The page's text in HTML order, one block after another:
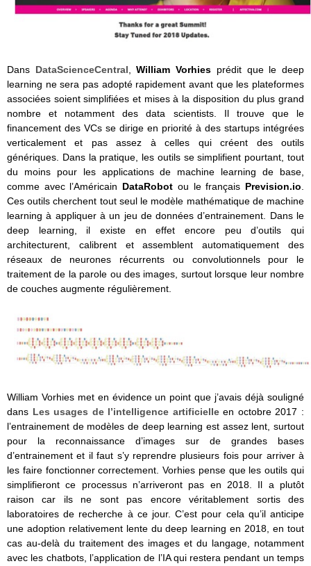
Dans DataScienceCentral,William Vorhies prédit que le deep
learning ne sera pas adopté rapidement avant que les plateformes
associées soient simplifiées et mises à la disposition du plus grand
nombre et notamment des data scientists. Il trouve que le
financement des VCs se dirige en priorité à des startups intégrées
verticalement et pas assez à celles qui créent des outils
génériques. Dans la pratique, les outils se simplifient pourtant, tout
du moins pour les applications de machine learning de base,
comme avec l’Américain DataRobot ou le français Prevision.io.
Ces outils cherchent tout seul le modèle mathématique de machine
learning à appliquer à un jeu de données d’entrainement. Dans le
deep learning, il existe en effet encore peu d’outils qui
architecturent, calibrent et assemblent automatiquement des
réseaux de neurones récurrents ou convolutionnels pour le
traitement de la parole ou des images, surtout lorsque leur nombre
de couches augmente régulièrement.
William Vorhies met en évidence un point que j’avais déjà souligné
dans Les usages de l’intelligence artificielleen octobre 2017 :
l’entrainement de modèles de deep learning est assez lent, surtout
pour la reconnaissance d’images sur de grandes bases
d’entrainement et il faut s’y reprendre plusieurs fois pour arriver à
les faire fonctionner correctement. Vorhies pense que les outils qui
simplifieront ce processus n’arriveront pas en 2018. Il a plutôt
raison car ils ne sont pas encore véritablement sortis des
laboratoires de recherche à ce jour. C’est pour cela qu’il anticipe
une adoption relativement lente du deep learning en 2018, en tout
cas au-delà du traitement des images et du langage, notamment
avec les chatbots, l’application de l’IA qui restera pendant un temps